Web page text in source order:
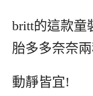
britt的這款童
胎多多奈奈
動靜皆宜!